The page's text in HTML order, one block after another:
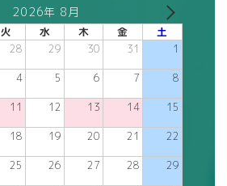
2026年 8月
火 水 木 金 土
28 29 30 31 1
4 5 6 7 8
11 12 13 14 15
18 19 20 21 22
25 26 27 28 29